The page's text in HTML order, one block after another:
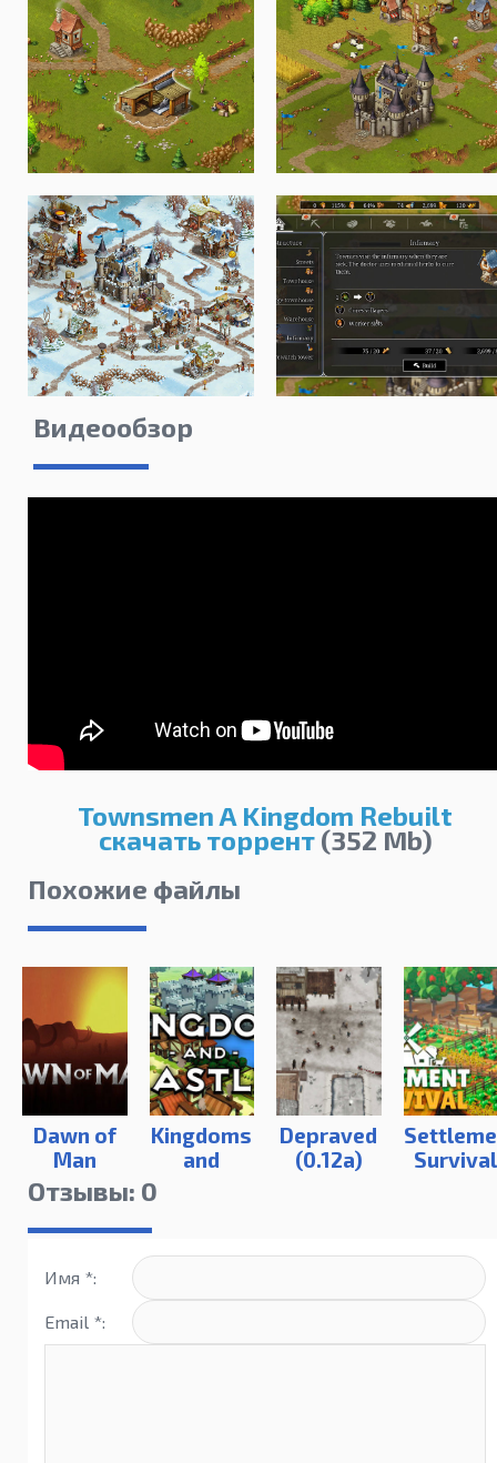
Видеообзор
Townsmen A Kingdom Rebuilt
скачать торрент(352 Mb)
Похожие файлы
Dawn of
Man
Kingdoms
and
Depraved
(0.12а)
Survival
Отзывы: 0
Имя *:
Email *: